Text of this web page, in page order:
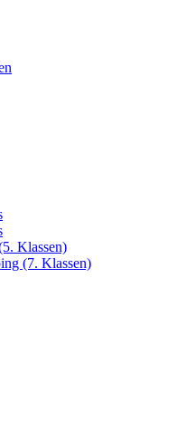
Klassen)
(7. Klassen)